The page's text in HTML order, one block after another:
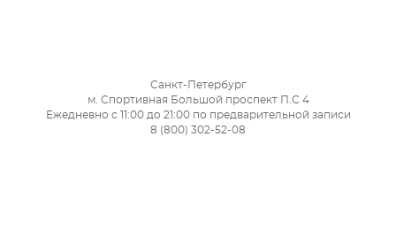
Санкт-Петербург
м. Спортивная Большой проспект П.С 4
Ежедневно с 11:00 до 21:00 по предварительной записи
8 (800) 302-52-08